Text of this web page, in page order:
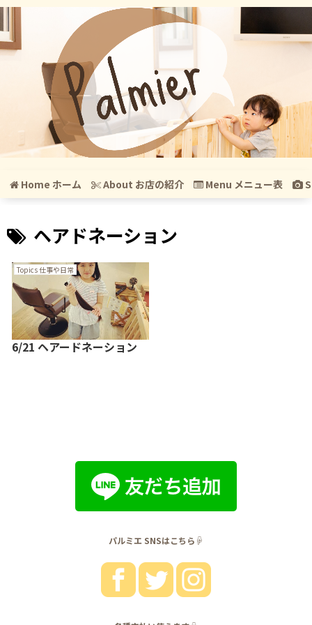
Home ホーム About お店の紹介 Menu メニュー表
ヘアドネーション
Topics 仕事や日常
6/21 ヘアードネーション
パルミエ SNSはこちら☟